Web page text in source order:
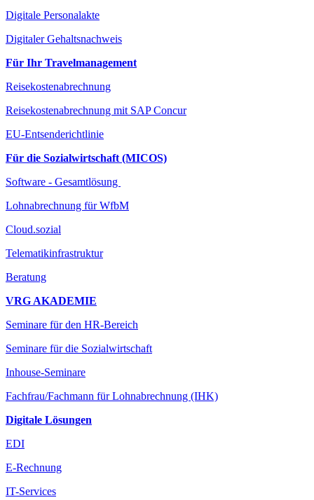
Digitale Personalakte
Digitaler Gehaltsnachweis
Für Ihr Travelmanagement
Reisekostenabrechnung
Reisekostenabrechnung mit SAP Concur
EU-Entsenderichtlinie
Für die Sozialwirtschaft (MICOS)
Software - Gesamtlösung
Lohnabrechnung für WfbM
Cloud.sozial
Telematikinfrastruktur
Beratung
VRG AKADEMIE
Seminare für den HR-Bereich
Seminare für die Sozialwirtschaft
Inhouse-Seminare
Fachfrau/Fachmann für Lohnabrechnung (IHK)
Digitale Lösungen
EDI
E-Rechnung
IT-Services